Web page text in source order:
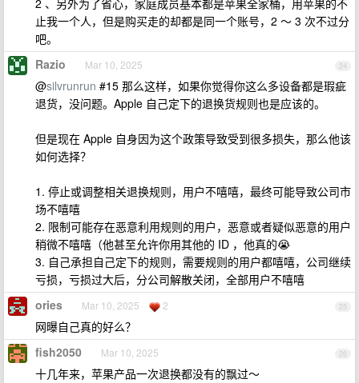
2 、另外为了省心，家庭成员基本都是苹果全家桶，用苹果的不
止我一个人，但是购买走的却都是同一个账号，2 ～ 3 次不过分
吧。
24
Razio Mar 10, 2025
@silvrunrun #15 那么这样，如果你觉得你这么多设备都是瑕疵
退货，没问题。Apple 自己定下的退换货规则也是应该的。
但是现在 Apple 自身因为这个政策导致受到很多损失，那么他该
如何选择？
1. 停止或调整相关退换规则，用户不嘻嘻，最终可能导致公司市
场不嘻嘻
2. 限制可能存在恶意利用规则的用户，恶意或者疑似恶意的用户
稍微不嘻嘻（他甚至允许你用其他的 ID ，他真的😭
3. 自己承担自己定下的规则，需要规则的用户都嘻嘻，公司继续
亏损，亏损过大后，分公司解散关闭，全部用户不嘻嘻
25
ories Mar 10, 2025 2
网曝自己真的好么？
26
fish2050 Mar 10, 2025
十几年来，苹果产品一次退换都没有的飘过～